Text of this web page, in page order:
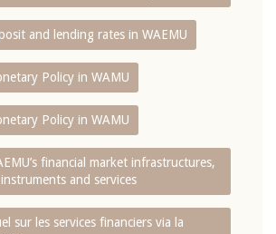
and lending rates in WAEMU
Policy in WAMU
Policy in WAMU
financial market infrastructures,
and services
sur les services financiers via la